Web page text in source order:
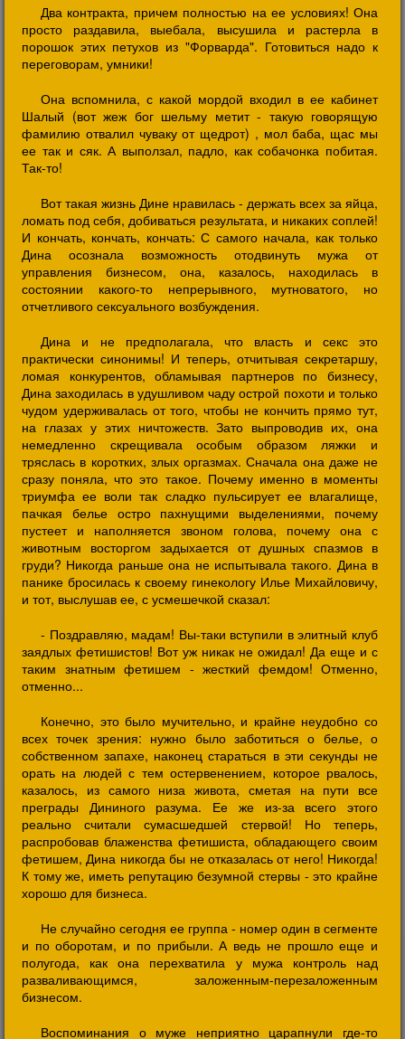
Два контракта, причем полностью на ее условиях! Она
просто раздавила, выебала, высушила и растерла в
порошок этих петухов из "Форварда". Готовиться надо к
переговорам, умники!
Она вспомнила, с какой мордой входил в ее кабинет
Шалый (вот жеж бог шельму метит - такую говорящую
фамилию отвалил чуваку от щедрот) , мол баба, щас мы
ее так и сяк. А выползал, падло, как собачонка побитая.
Так-то!
Вот такая жизнь Дине нравилась - держать всех за яйца,
ломать под себя, добиваться результата, и никаких соплей!
И кончать, кончать, кончать: С самого начала, как только
Дина осознала возможность отодвинуть мужа от
управления бизнесом, она, казалось, находилась в
состоянии какого-то непрерывного, мутноватого, но
отчетливого сексуального возбуждения.
Дина и не предполагала, что власть и секс это
практически синонимы! И теперь, отчитывая секретаршу,
ломая конкурентов, обламывая партнеров по бизнесу,
Дина заходилась в удушливом чаду острой похоти и только
чудом удерживалась от того, чтобы не кончить прямо тут,
на глазах у этих ничтожеств. Зато выпроводив их, она
немедленно скрещивала особым образом ляжки и
тряслась в коротких, злых оргазмах. Сначала она даже не
сразу поняла, что это такое. Почему именно в моменты
триумфа ее воли так сладко пульсирует ее влагалище,
пачкая белье остро пахнущими выделениями, почему
пустеет и наполняется звоном голова, почему она с
животным восторгом задыхается от душных спазмов в
груди? Никогда раньше она не испытывала такого. Дина в
панике бросилась к своему гинекологу Илье Михайловичу,
и тот, выслушав ее, с усмешечкой сказал:
- Поздравляю, мадам! Вы-таки вступили в элитный клуб
заядлых фетишистов! Вот уж никак не ожидал! Да еще и с
таким знатным фетишем - жесткий фемдом! Отменно,
отменно...
Конечно, это было мучительно, и крайне неудобно со
всех точек зрения: нужно было заботиться о белье, о
собственном запахе, наконец стараться в эти секунды не
орать на людей с тем остервенением, которое рвалось,
казалось, из самого низа живота, сметая на пути все
преграды Дининого разума. Ее же из-за всего этого
реально считали сумасшедшей стервой! Но теперь,
распробовав блаженства фетишиста, обладающего своим
фетишем, Дина никогда бы не отказалась от него! Никогда!
К тому же, иметь репутацию безумной стервы - это крайне
хорошо для бизнеса.
Не случайно сегодня ее группа - номер один в сегменте
и по оборотам, и по прибыли. А ведь не прошло еще и
полугода, как она перехватила у мужа контроль над
разваливающимся, заложенным-перезаложенным
бизнесом.
Воспоминания о муже неприятно царапнули где-то